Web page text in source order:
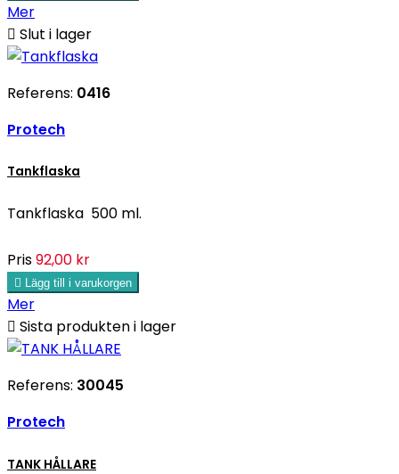
Mer
 Slut i lager
Referens: 0416
Protech
Tankflaska
Tankflaska 500 ml.
Pris92,00 kr
 Lägg till i varukorgen
Mer
 Sista produkten i lager
Referens: 30045
Protech
TANK HÅLLARE